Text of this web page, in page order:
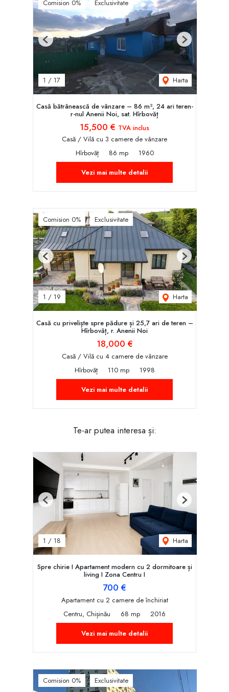
Comision 0% Exclusivitate
1 / 17 Harta
Previous Next
Casă bătrânească de vânzare – 86 m², 24 ari teren-
r-nul Anenii Noi, sat. Hîrbovăț
15,500 € TVA inclus
Casă / Vilă cu 3 camere de vânzare
Hîrbovăț
86 mp
1960
Vezi mai multe detalii
Comision 0% Exclusivitate
1 / 19 Harta
Previous Next
Casă cu priveliște spre pădure și 25,7 ari de teren –
Hîrbovăț, r. Anenii Noi
18,000 €
Casă / Vilă cu 4 camere de vânzare
Hîrbovăț
110 mp
1998
Vezi mai multe detalii
Te-ar putea interesa și:
1 / 18 Harta
Previous Next
Spre chirie I Apartament modern cu 2 dormitoare și
living I Zona Centru I
700 €
Apartament cu 2 camere de închiriat
Centru, Chișinău
68 mp
2016
Vezi mai multe detalii
Comision 0% Exclusivitate